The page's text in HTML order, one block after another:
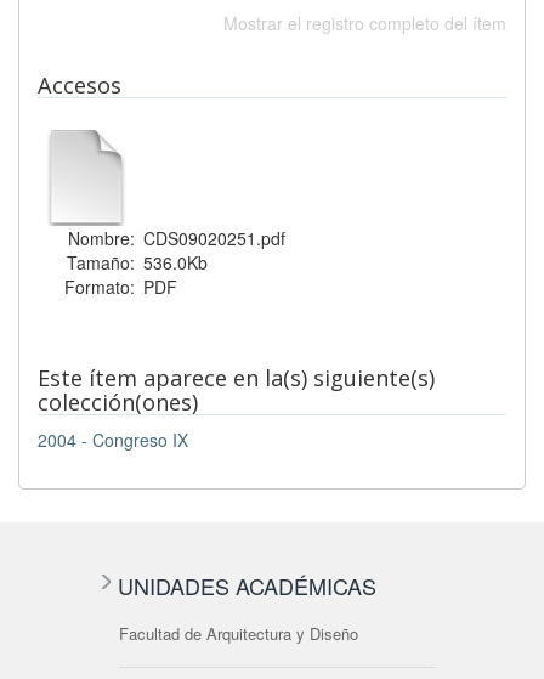
Mostrar el registro completo del ítem
Accesos
Nombre: CDS09020251.pdf
Tamaño: 536.0Kb
Formato: PDF
Este ítem aparece en la(s) siguiente(s)
colección(ones)
2004 - Congreso IX
UNIDADES ACADÉMICAS
Facultad de Arquitectura y Diseño